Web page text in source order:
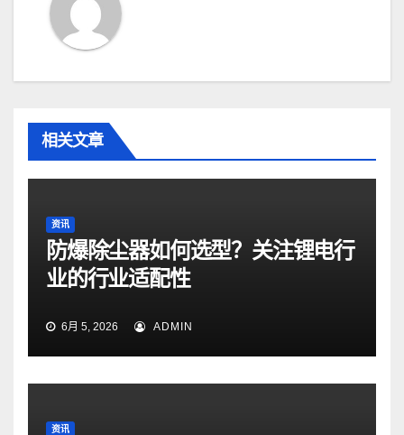
相关文章
资讯
防爆除尘器如何选型？关注锂电行
业的行业适配性
6月 5, 2026 ADMIN
资讯